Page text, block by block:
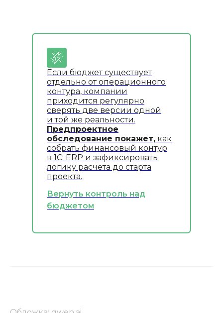
Если бюджет существует
отдельно от операционного
контура, компании
приходится регулярно
сверять две версии одной
и той же реальности.
Предпроектное
обследование покажет, как
собрать финансовый контур
в 1С: ERP и зафиксировать
логику расчета до старта
проекта.
Вернуть контроль над
бюджетом